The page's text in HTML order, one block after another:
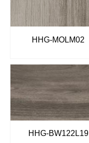
HHG-MOLM02
HHG-BW122L19